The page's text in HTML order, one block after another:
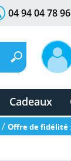
04 94 04 78 96
Cadeaux
/ Offre de fidélité